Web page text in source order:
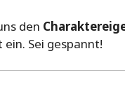
den
Sei gespannt!